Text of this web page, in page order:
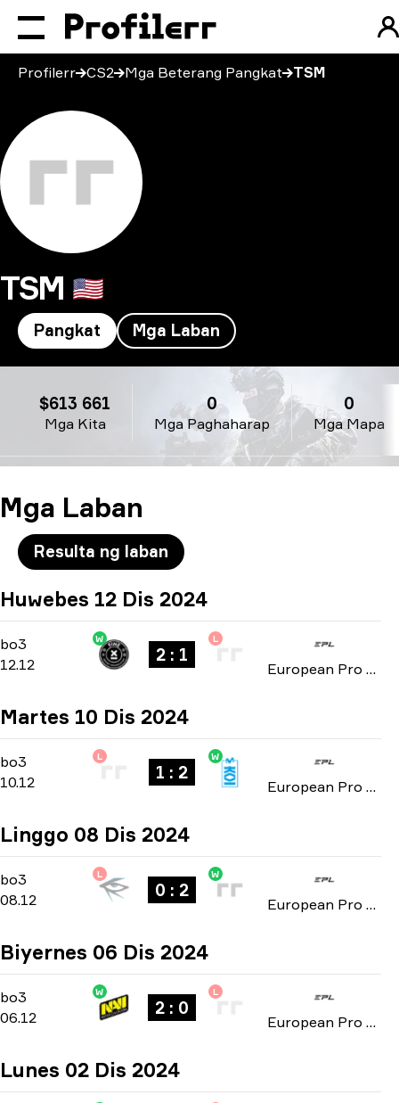
Profilerr CS2 Mga Beterang Pangkat TSM
TSM 🇺🇸
Pangkat Mga Laban
Mga Kita
$613 661
Mga Paghaharap
0
Mga Mapa
0
Mga Laban
Resulta ng laban
Huwebes 12 Dis 2024
bo3 -bo3
12.12
W
2 : 1
L
European Pro League: Season 21 2024
Martes 10 Dis 2024
bo3 -bo3
10.12
L
1 : 2
W
European Pro League: Season 21 2024
Linggo 08 Dis 2024
bo3 -bo3
08.12
L
0 : 2
W
European Pro League: Season 21 2024
Biyernes 06 Dis 2024
bo3 -bo3
06.12
W
2 : 0
L
European Pro League: Season 21 2024
Lunes 02 Dis 2024